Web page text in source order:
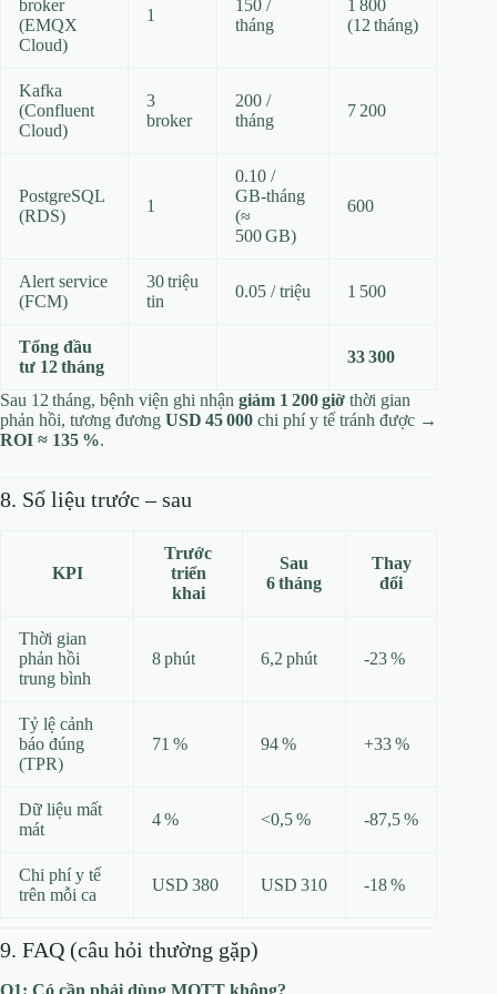
broker
(EMQX
Cloud)
1
150 /
tháng
1 800
(12 tháng)
Kafka
(Confluent
Cloud)
3
broker
200 /
tháng
7 200
PostgreSQL
(RDS)
1
0.10 /
GB‑tháng
(≈
500 GB)
600
Alert service
(FCM)
30 triệu
tin
0.05 / triệu 1 500
Tổng đầu
tư 12 tháng
33 300
Sau 12 tháng, bệnh viện ghi nhận giảm 1 200 giờ thời gian
phản hồi, tương đương USD 45 000 chi phí y tế tránh được →
ROI ≈ 135 %.
8. Số liệu trước – sau
KPI
Trước
triển
khai
Sau
6 tháng
Thay
đổi
Thời gian
phản hồi
trung bình
8 phút 6,2 phút -23 %
Tỷ lệ cảnh
báo đúng
(TPR)
71 % 94 % +33 %
Dữ liệu mất
mát
4 % <0,5 % -87,5 %
Chi phí y tế
trên mỗi ca
USD 380 USD 310 -18 %
9. FAQ (câu hỏi thường gặp)